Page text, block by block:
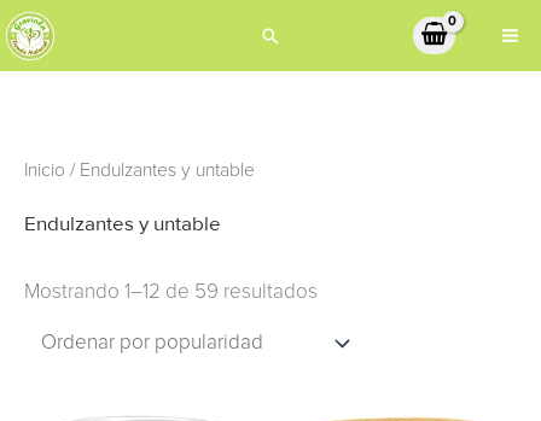
al
Buscar
Inicio / Endulzantes y untable
Endulzantes y untable
Mostrando 1–12 de 59 resultados